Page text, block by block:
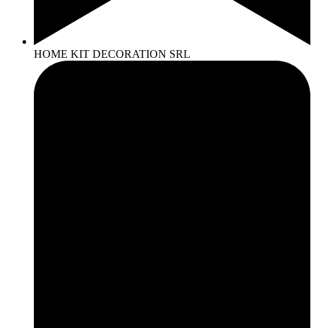
HOME KIT DECORATION SRL